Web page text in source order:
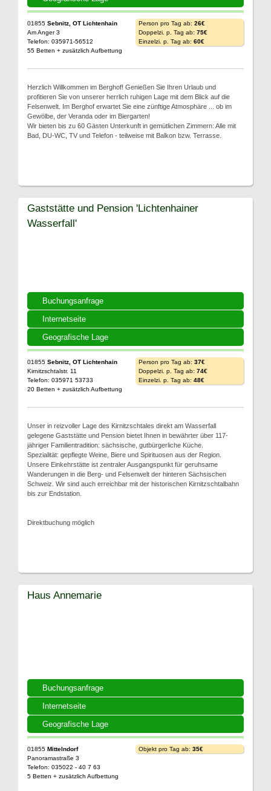
01855 Sebnitz, OT Lichtenhain
Am Anger 3
Telefon: 035971-56512
55 Betten + zusätzlich Aufbettung
Person pro Tag ab: 26€
Doppelzi. p. Tag ab: 75€
Einzelzi. p. Tag ab: 60€
Herzlich Willkommen im Berghof! Genießen Sie Ihren Urlaub und
profitieren Sie von unserer herrlich ruhigen Lage mit dem Blick auf die
Felsenwelt. Im Berghof erwartet Sie eine zünftige Atmosphäre ... ob im
Gewölbe, der Veranda oder im Biergarten!
Wir bieten bis zu 60 Gästen Unterkunft in gemütlichen Zimmern: Alle mit
Bad, DU-WC, TV und Telefon - teilweise mit Balkon bzw. Terrasse.
Buchungsanfrage
Internetseite
Geografische Lage
Gaststätte und Pension 'Lichtenhainer
Wasserfall'
01855 Sebnitz, OT Lichtenhain
Kirnitzschtalstr. 11
Telefon: 035971 53733
20 Betten + zusätzlich Aufbettung
Person pro Tag ab: 37€
Doppelzi. p. Tag ab: 74€
Einzelzi. p. Tag ab: 48€
Unser in reizvoller Lage des Kirnitzschtales direkt am Wasserfall
gelegene Gaststätte und Pension bietet Ihnen in bewährter über 117-
jähriger Familientradition: sächsische, gutbürgerliche Küche.
Spezialität: gepflegte Weine, Biere und Spirituosen aus der Region.
Unsere Einkehrstätte ist zentraler Ausgangspunkt für geruhsame
Wanderungen in die Berg- und Felsenwelt der hinteren Sächsischen
Schweiz. Wir sind auch erreichbar mit der historischen Kirnitzschtalbahn
bis zur Endstation.
Direktbuchung möglich
Buchungsanfrage
Internetseite
Geografische Lage
Haus Annemarie
01855 Mittelndorf
Panoramastraße 3
Telefon: 035022 - 40 7 63
5 Betten + zusätzlich Aufbettung
Objekt pro Tag ab: 35€